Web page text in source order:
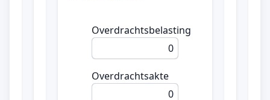
Overdrachtsbelasting
0
Overdrachtsakte
0